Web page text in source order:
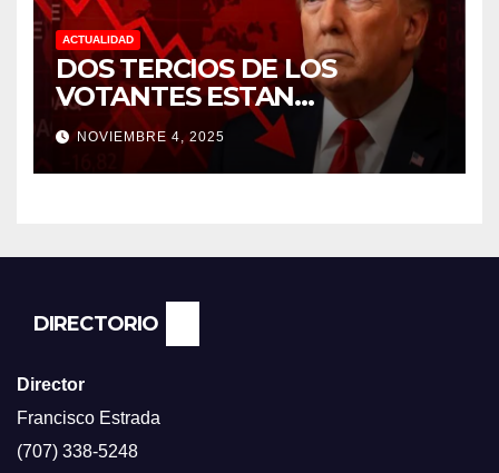
ACTUALIDAD
DOS TERCIOS DE LOS
VOTANTES ESTAN
FRUSTRADOS CON TRUMP
PORQUE EL COSTO DE VIDA
CADA DIA SUBE Y LA
NEWS.
NOVIEMBRE 4, 2025
DIRECTORIO
Director
Francisco Estrada
(707) 338-5248